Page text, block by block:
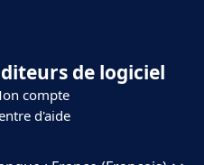
de logiciel
compte
d'aide